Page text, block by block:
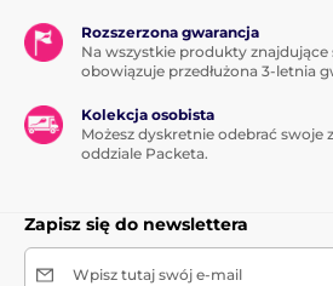
Rozszerzona gwarancja
Na wszystkie produkty znajdujące
obowiązuje przedłużona 3-letnia
Kolekcja osobista
Możesz dyskretnie odebrać
oddziale Packeta.
Zapisz się do newslettera
Wpisz tutaj swój e-mail